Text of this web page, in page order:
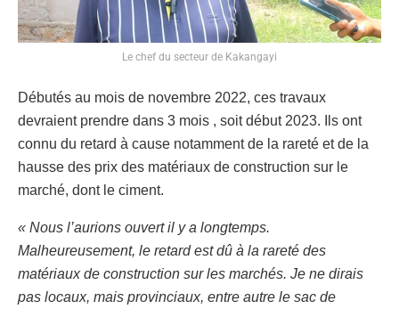
Le chef du secteur de Kakangayi
Débutés au mois de novembre 2022, ces travaux
devraient prendre dans 3 mois , soit début 2023. Ils ont
connu du retard à cause notamment de la rareté et de la
hausse des prix des matériaux de construction sur le
marché, dont le ciment.
« Nous l’aurions ouvert il y a longtemps.
Malheureusement, le retard est dû à la rareté des
matériaux de construction sur les marchés. Je ne dirais
pas locaux, mais provinciaux, entre autre le sac de